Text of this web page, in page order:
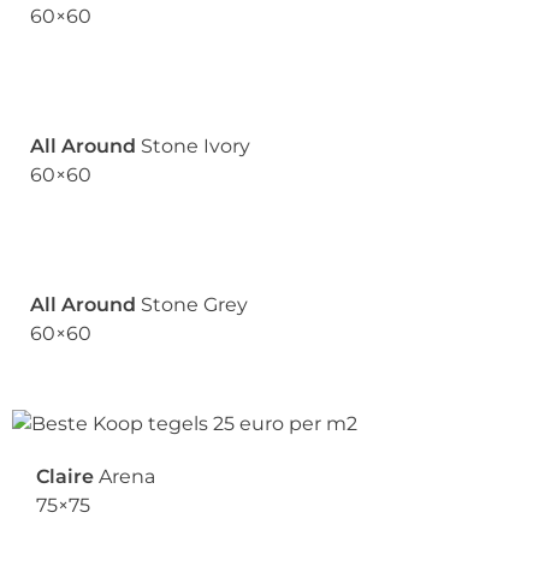
60×60
All Around Stone Ivory
60×60
All Around Stone Grey
60×60
Claire Arena
75×75